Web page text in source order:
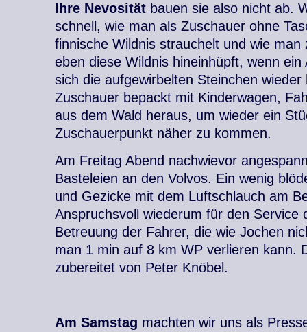
Ihre Nevosität bauen sie also nicht ab.
schnell, wie man als Zuschauer ohne
finnische Wildnis strauchelt und wie
eben diese Wildnis hineinhüpft, wenn
sich die aufgewirbelten Steinchen
Zuschauer bepackt mit Kinderwagen,
aus dem Wald heraus, um wieder ein
Zuschauerpunkt näher zu kommen.
Am Freitag Abend nachwievor
Basteleien an den Volvos. Ein wenig
und Gezicke mit dem Luftschlauch am
Anspruchsvoll wiederum für den Service
Betreuung der Fahrer, die wie Jochen
man 1 min auf 8 km WP verlieren kann.
zubereitet von Peter Knöbel.
Am Samstag machten wir uns als